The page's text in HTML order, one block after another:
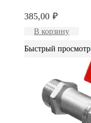
385,00 ₽
В корзину
Быстрый просмотр